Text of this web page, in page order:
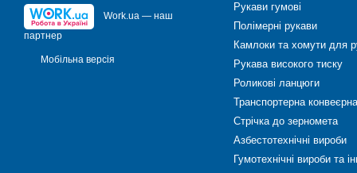
(Японія), FAG(Німеччина)
Завдяки своїм
Номенклатура
кульковий дворядний
Work.ua — наш
партнер
Мобільна версія
Рукави гумові
Полімерні рукави
Камлоки та хомути для
Рукава високого тиску
Роликові ланцюги
Транспортерна
Стрічка до зерномета
Азбестотехнічні вироби
Гумотехнічні вироби та